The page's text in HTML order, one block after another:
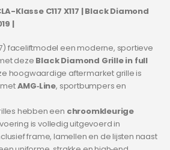
Klasse C117 X117 | Black Diamond
|
faceliftmodel een moderne, sportieve
deze Black Diamond Grille in full
hoogwaardige aftermarket grille is
AMG‑Line, sportbumpers en
hebben een chroomkleurige
is volledig uitgevoerd in
frame, lamellen en de lijsten naast